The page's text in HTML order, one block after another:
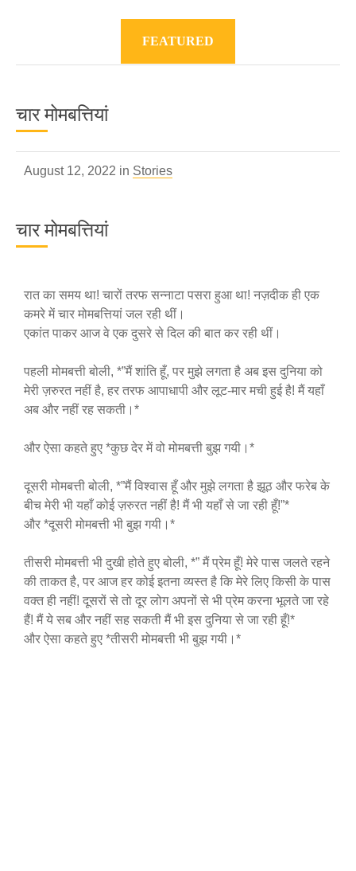
FEATURED
चार मोमबत्तियां
August 12, 2022 in Stories
चार मोमबत्तियां
रात का समय था! चारों तरफ सन्नाटा पसरा हुआ था! नज़दीक ही एक
कमरे में चार मोमबत्तियां जल रही थीं।
एकांत पाकर आज वे एक दुसरे से दिल की बात कर रही थीं।
पहली मोमबत्ती बोली, *”मैं शांति हूँ, पर मुझे लगता है अब इस दुनिया को
मेरी ज़रुरत नहीं है, हर तरफ आपाधापी और लूट-मार मची हुई है! मैं यहाँ
अब और नहीं रह सकती।*
और ऐसा कहते हुए *कुछ देर में वो मोमबत्ती बुझ गयी।*
दूसरी मोमबत्ती बोली, *”मैं विश्वास हूँ और मुझे लगता है झूठ और फरेब के
बीच मेरी भी यहाँ कोई ज़रुरत नहीं है! मैं भी यहाँ से जा रही हूँ!”*
और *दूसरी मोमबत्ती भी बुझ गयी।*
तीसरी मोमबत्ती भी दुखी होते हुए बोली, *” मैं प्रेम हूँ! मेरे पास जलते रहने
की ताकत है, पर आज हर कोई इतना व्यस्त है कि मेरे लिए किसी के पास
वक्त ही नहीं! दूसरों से तो दूर लोग अपनों से भी प्रेम करना भूलते जा रहे
हैं! मैं ये सब और नहीं सह सकती मैं भी इस दुनिया से जा रही हूँ!*
और ऐसा कहते हुए *तीसरी मोमबत्ती भी बुझ गयी।*